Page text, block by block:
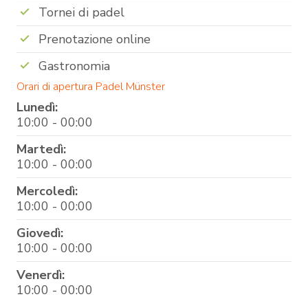
Tornei di padel
Prenotazione online
Gastronomia
Orari di apertura Padel Münster
Lunedì:
10:00 - 00:00
Martedì:
10:00 - 00:00
Mercoledì:
10:00 - 00:00
Giovedì:
10:00 - 00:00
Venerdì:
10:00 - 00:00